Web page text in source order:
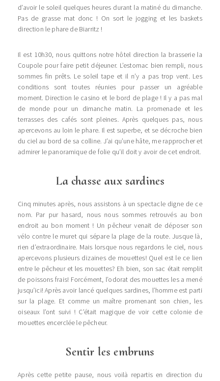
d’avoir le soleil quelques heures durant la matiné du dimanche.
Pas de grasse mat donc ! On sort le jogging et les baskets
direction le phare de Biarritz !
Il est 10h30, nous quittons notre hôtel direction la brasserie la
Coupole pour faire petit déjeuner. L’estomac bien rempli, nous
sommes fin prêts. Le soleil tape et il n’y a pas trop vent. Les
conditions sont toutes réunies pour passer un agréable
moment. Direction le casino et le bord de plage ! Il y a pas mal
de monde pour un dimanche matin. La promenade et les
terrasses des cafés sont pleines. Après quelques pas, nous
apercevons au loin le phare. Il est superbe, et se décroche bien
du ciel au bord de sa colline. J’ai qu’une hâte, me rapprocher et
admirer le panoramique de folie qu’il doit y avoir de cet endroit.
La chasse aux sardines
Cinq minutes après, nous assistons à un spectacle digne de ce
nom. Par pur hasard, nous nous sommes retrouvés au bon
endroit au bon moment ! Un pêcheur venait de déposer son
vélo contre le muret qui sépare la plage de la route. Jusque là,
rien d’extraordinaire. Mais lorsque nous regardons le ciel, nous
apercevons plusieurs dizaines de mouettes! Quel est le ce lien
entre le pêcheur et les mouettes? Eh bien, son sac était remplit
de poissons frais! Forcément, l’odorat des mouettes les a mené
jusqu’ici! Après avoir lancé quelques sardines, l’homme est parti
sur la plage. Et comme un maître promenant son chien, les
oiseaux l’ont suivi ! C’était magique de voir cette colonie de
mouettes encerclée le pêcheur.
Sentir les embruns
Après cette petite pause, nous voilà repartis en direction du